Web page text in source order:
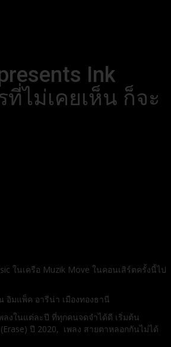
Ink
ไม่เคยเห็น ก็จะ
ในเครือ Muzik Move ในคอนเสิร์ตครั้งนี้ไป
อิมแพ็ค อารีน่า เมืองทองธานี
ลงในแต่ละปี ที่ทุกคนจดจำได้ดี เริ่มต้น
ปี 2020, เพลง สายตาหลอกกันไม่ได้